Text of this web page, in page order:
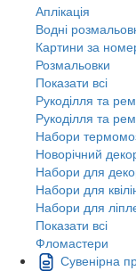
Аплікація
Водні
Картини за
Розмальовки
Показати всі
Рукоділля та
Рукоділля та
Набори
Новорічний
Набори для
Набори для
Набори для
Показати всі
Фломастери
Сувенірна